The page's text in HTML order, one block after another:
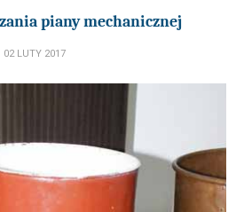
piany mechanicznej
02 LUTY 2017